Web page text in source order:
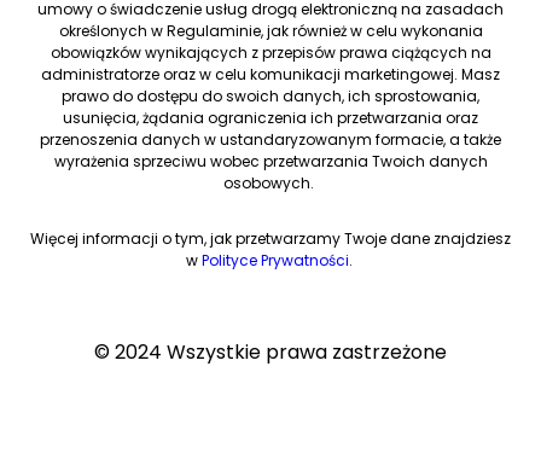
umowy o świadczenie usług drogą elektroniczną na zasadach
określonych w Regulaminie, jak również w celu wykonania
obowiązków wynikających z przepisów prawa ciążących na
administratorze oraz w celu komunikacji marketingowej. Masz
prawo do dostępu do swoich danych, ich sprostowania,
usunięcia, żądania ograniczenia ich przetwarzania oraz
przenoszenia danych w ustandaryzowanym formacie, a także
wyrażenia sprzeciwu wobec przetwarzania Twoich danych
osobowych.
Więcej informacji o tym, jak przetwarzamy Twoje dane znajdziesz
wPolityce Prywatności.
© 2024 Wszystkie prawa zastrzeżone